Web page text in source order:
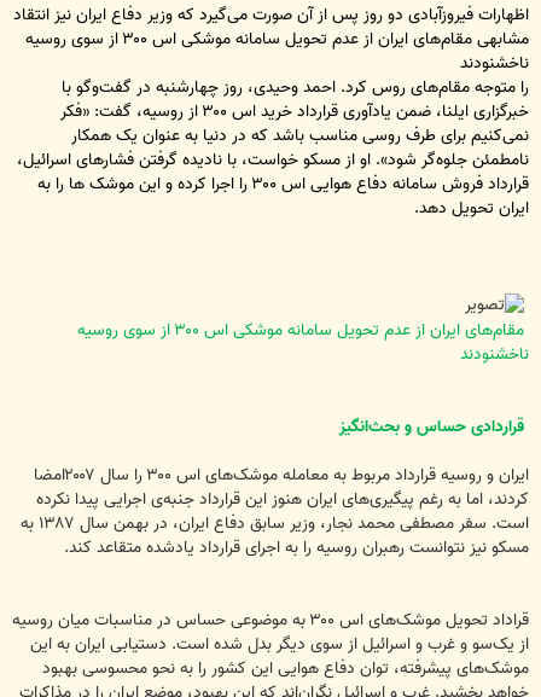
اظهارات فیروزآبادی دو روز پس از آن صورت می‌گیرد که وزیر دفاع ایران نیز انتقاد
مشابهی مقام‌های ایران از عدم تحویل سامانه موشکی اس ۳۰۰ از سوی روسیه
ناخشنودند
را متوجه مقام‌های روس کرد. احمد وحیدی، روز چهارشنبه در گفت‌وگو با
خبرگزاری ایلنا، ضمن یادآوری قرارداد خرید اس ۳۰۰ از روسیه، گفت: «فکر
نمی‌کنيم برای طرف روسی مناسب باشد که در دنيا به عنوان يک همکار
نامطمئن جلوه‌گر شود». او از مسکو خواست، با نادیده گرفتن فشارهای اسرائیل،
قرارداد فروش سامانه دفاع هوايی اس ۳۰۰ را اجرا کرده و اين موشک ها را به
ايران تحويل دهد.
مقام‌های ایران از عدم تحویل سامانه موشکی اس ۳۰۰ از سوی روسیه
ناخشنودند
قراردادی حساس و بحث‌انگیز
ایران و روسیه قرارداد مربوط به معامله موشک‌های اس ۳۰۰ را سال ۲۰۰۷امضا
کردند، اما به رغم پیگیری‌های ایران هنوز این قرارداد جنبه‌ی اجرایی پیدا نکرده
است. سفر مصطفی محمد نجار، وزیر سابق دفاع ایران، در بهمن سال ۱۳۸۷ به
مسکو نیز نتوانست رهبران روسیه را به اجرای قرارداد یادشده متقاعد کند.
قراداد تحویل موشک‌های اس ۳۰۰ به موضوعی حساس در مناسبات میان روسیه
از یک‌سو و غرب و اسرائیل از سوی دیگر بدل شده است. دستیابی ایران به این
موشک‌های پیشرفته، توان دفاع هوایی این کشور را به نحو محسوسی بهبود